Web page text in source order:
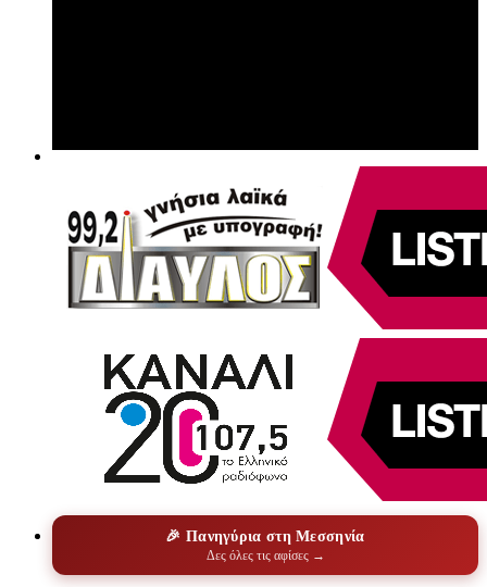
🎉 Πανηγύρια στη Μεσσηνία
Δες όλες τις αφίσες →